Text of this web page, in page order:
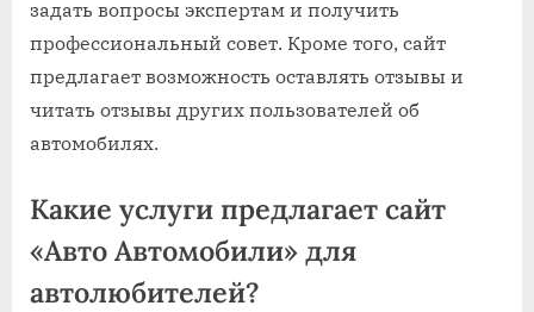
задать вопросы экспертам и получить
профессиональный совет. Кроме того, сайт
предлагает возможность оставлять отзывы и
читать отзывы других пользователей об
автомобилях.
Какие услуги предлагает сайт
«Авто Автомобили» для
автолюбителей?